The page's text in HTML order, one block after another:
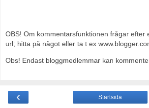
OBS! Om kommentarsfunktionen frågar efter
url; hitta på något eller ta t ex
Obs! Endast bloggmedlemmar kan
‹ Startsida